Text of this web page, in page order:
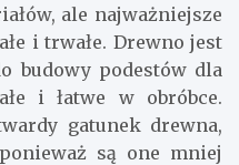
ale najważniejsze
i trwałe. Drewno jest
budowy podestów dla
i łatwe w obróbce.
gatunek drewna,
są one mniej